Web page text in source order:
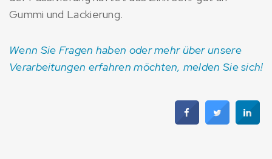
Gummi und Lackierung.
Wenn Sie Fragen haben oder mehr über unsere
Verarbeitungen erfahren möchten, melden Sie sich!